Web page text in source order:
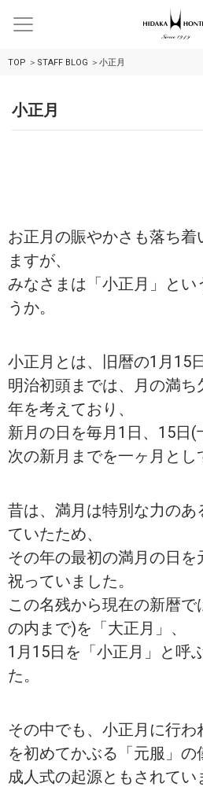
TOP STAFF BLOG 小正月
小正月
お正月の賑やかさも落ち
ますが、
みなさまは「小正月」とい
うか。
小正月とは、旧暦の1月15
明治初頭までは、月の満
年を考えており、
新月の日を毎月1日、15日(
次の新月までを一ヶ月とし
昔は、満月は特別な力のあ
ていたため、
その年の最初の満月の日を
祝っていました。
この名残から現在の新暦
の内まで)を「大正月」、
1月15日を「小正月」と呼
た。
その中でも、小正月に行
を初めてかぶる「元服」の
成人式の起源ともされてい